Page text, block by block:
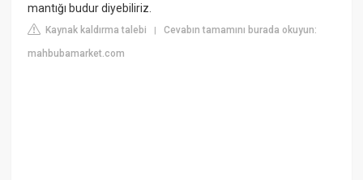
mantığı budur diyebiliriz.
Kaynak kaldırma talebi |Cevabın tamamını burada okuyun:
mahbubamarket.com